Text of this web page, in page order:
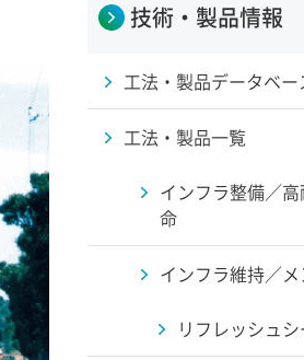
技術・製品情報
工法・製品データベー
工法・製品一覧
インフラ整備／
命
インフラ維持／メ
リフレッシュ